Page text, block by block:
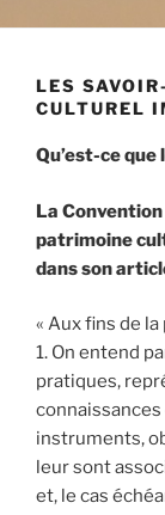
LES
CULTUREL
Qu’est-ce
La Convention
patrimoine
dans son
« Aux fins de
1. On entend
pratiques,
instruments,
leur sont
et, le cas